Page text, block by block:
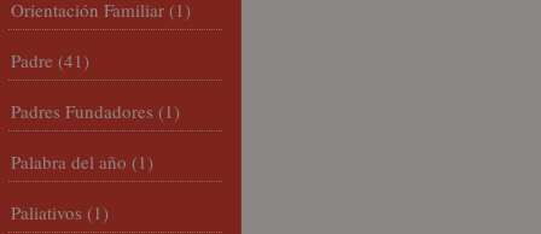
Orientación Familiar (1)
Padre (41)
Padres Fundadores (1)
Palabra del año (1)
Paliativos (1)